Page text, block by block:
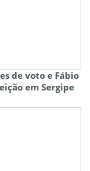
de voto e Fábio
em Sergipe